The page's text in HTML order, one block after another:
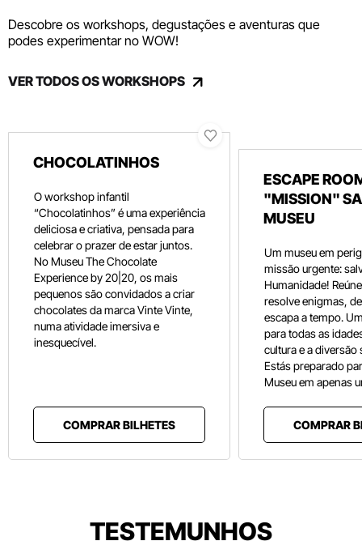
Descobre os workshops, degustações e aventuras que
podes experimentar no WOW!
VER TODOS OS WORKSHOPS
CHOCOLATINHOS
O workshop infantil
“Chocolatinhos” é uma experiência
deliciosa e criativa, pensada para
celebrar o prazer de estar juntos.
No Museu The Chocolate
Experience by 20|20, os mais
pequenos são convidados a criar
chocolates da marca Vinte Vinte,
numa atividade imersiva e
inesquecível.
COMPRAR BILHETES
ESCAPE
"MISSION"
MUSEU
Um museu em
missão urgente:
Humanidade!
resolve enigmas,
escapa a tempo.
para todas as
cultura e a diversão
Estás preparado
Museu em apenas
COMPRAR
TESTEMUNHOS